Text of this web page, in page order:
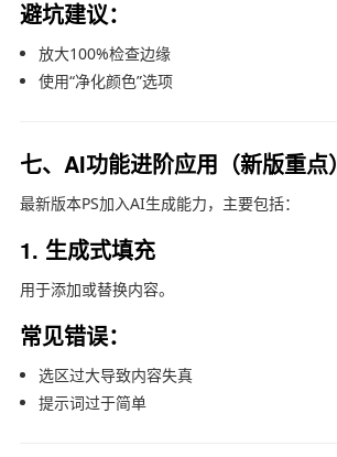
避坑建议：
放大100%检查边缘
使用“净化颜色”选项
七、AI功能进阶应用（新版重点）
最新版本PS加入AI生成能力，主要包括：
1. 生成式填充
用于添加或替换内容。
常见错误：
选区过大导致内容失真
提示词过于简单